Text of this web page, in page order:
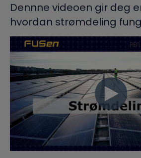
Dennne videoen gir deg
hvordan strømdeling